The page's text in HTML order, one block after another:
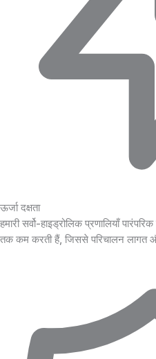
ऊर्जा दक्षता
हमारी सर्वो-हाइड्रोलिक प्रणालियाँ
तक कम करती हैं, जिससे परिचालन लागत और